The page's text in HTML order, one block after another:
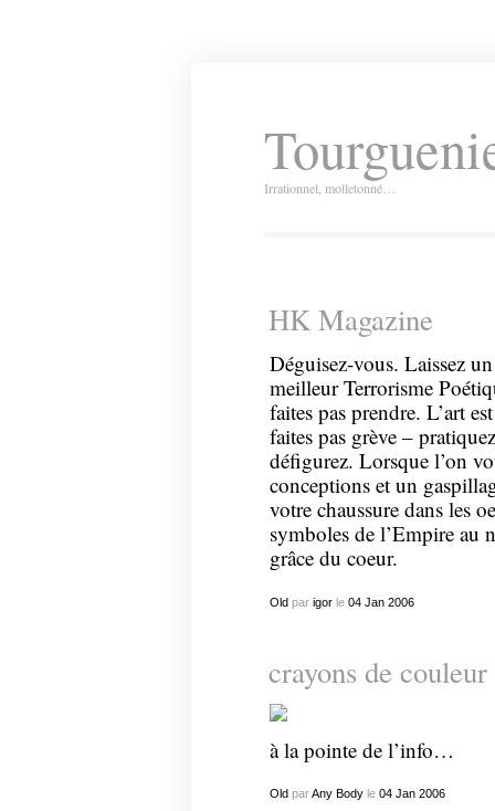
Irrationnel, molletonné…
HK Magazine
Déguisez-vous. Laissez
meilleur Terrorisme
faites pas prendre. L’art
faites pas grève –
défigurez. Lorsque l’on
conceptions et un
votre chaussure dans les
symboles de l’Empire au
grâce du coeur.
Oldpar igorle 04 Jan 2006
crayons de
à la pointe de l’info…
OldparAny Bodyle 04 Jan 2006